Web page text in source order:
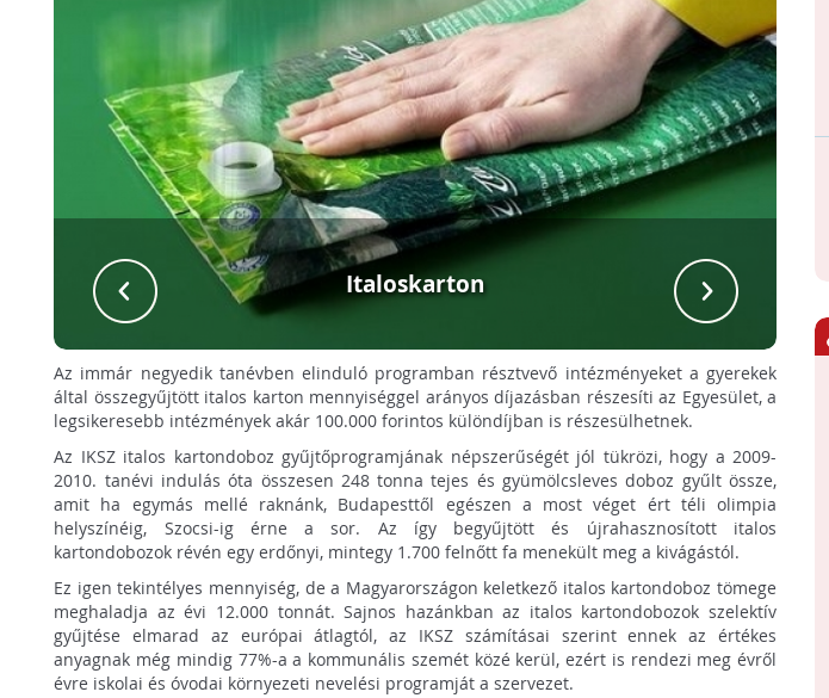
Italoskarton
Az immár negyedik tanévben elinduló programban résztvevő intézményeket a gyerekek
által összegyűjtött italos karton mennyiséggel arányos díjazásban részesíti az Egyesület, a
legsikeresebb intézmények akár 100.000 forintos különdíjban is részesülhetnek.
Az IKSZ italos kartondoboz gyűjtőprogramjának népszerűségét jól tükrözi, hogy a 2009-
2010. tanévi indulás óta összesen 248 tonna tejes és gyümölcsleves doboz gyűlt össze,
amit ha egymás mellé raknánk, Budapesttől egészen a most véget ért téli olimpia
helyszínéig, Szocsi-ig érne a sor. Az így begyűjtött és újrahasznosított italos
kartondobozok révén egy erdőnyi, mintegy 1.700 felnőtt fa menekült meg a kivágástól.
Ez igen tekintélyes mennyiség, de a Magyarországon keletkező italos kartondoboz tömege
meghaladja az évi 12.000 tonnát. Sajnos hazánkban az italos kartondobozok szelektív
gyűjtése elmarad az európai átlagtól, az IKSZ számításai szerint ennek az értékes
anyagnak még mindig 77%-a a kommunális szemét közé kerül, ezért is rendezi meg évről
évre iskolai és óvodai környezeti nevelési programját a szervezet.